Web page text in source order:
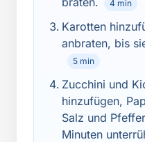
4 min
Karotten
anbraten, bis
5 min
Zucchini und
hinzufügen,
Salz und
Minuten